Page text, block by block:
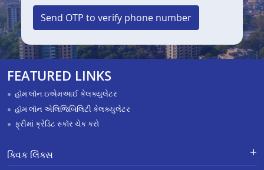
Send OTP to verify phone number
FEATURED LINKS
હૉમ લૉન ઇએમઆઈ કેલક્યુલેટર
હૉમ લૉન એલિજિબિલિટી કેલક્યુલેટર
ફ્રીમાં ક્રેડિટ સ્કૉર ચેક કરો
ક્વિક લિંક્સ